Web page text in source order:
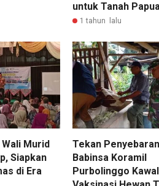
untuk Tanah Papua
1 tahun lalu
Murid
Siapkan
di Era
Tekan
Babinsa Koramil
Purbolinggo Kawal